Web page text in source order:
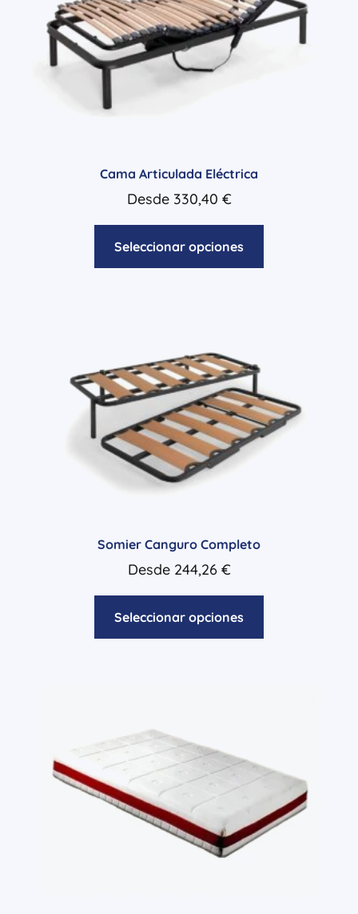
Cama Articulada Eléctrica
Desde 330,40 €
Seleccionar opciones
Somier Canguro Completo
Desde 244,26 €
Seleccionar opciones